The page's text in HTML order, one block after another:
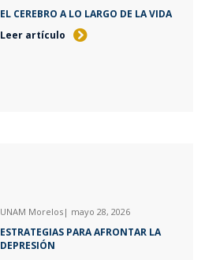
EL CEREBRO A LO LARGO DE LA VIDA
Leer artículo
UNAM Morelos | mayo 28, 2026
ESTRATEGIAS PARA AFRONTAR LA
DEPRESIÓN